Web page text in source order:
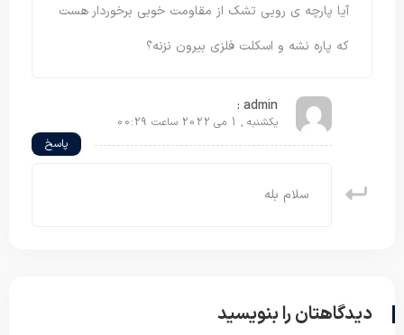
آیا پارچه ی رویی تشک از مقاومت خوبی برخوردار هست
که پاره نشه و اسکلت فلزی بیرون نزنه؟
admin :
یکشنبه , 1 می 2022 ساعت 00:29
پاسخ
سلام بله
دیدگاهتان را بنویسید